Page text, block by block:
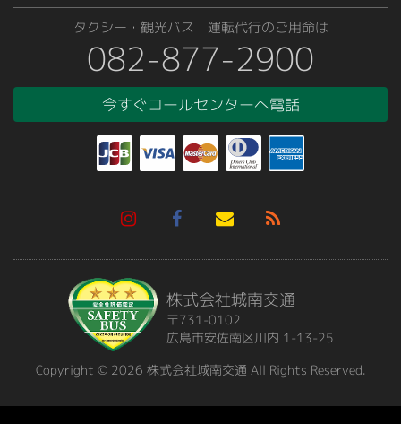
タクシー・観光バス・運転代行のご用命は
082-877-2900
今すぐコールセンターへ電話
株式会社城南交通
〒731-0102
広島市安佐南区川内 1-13-25
Copyright © 2026 株式会社城南交通 All Rights Reserved.